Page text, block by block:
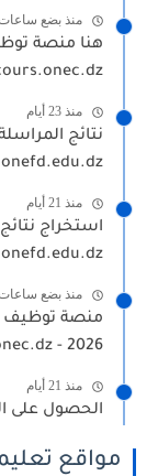
منذ بضع ساعات
منذ 23 أيام
منذ 21 أيام
منذ بضع ساعات
منصة توظيف
2026 - concours.onec.dz
منذ 21 أيام
الحصول على
مواقع